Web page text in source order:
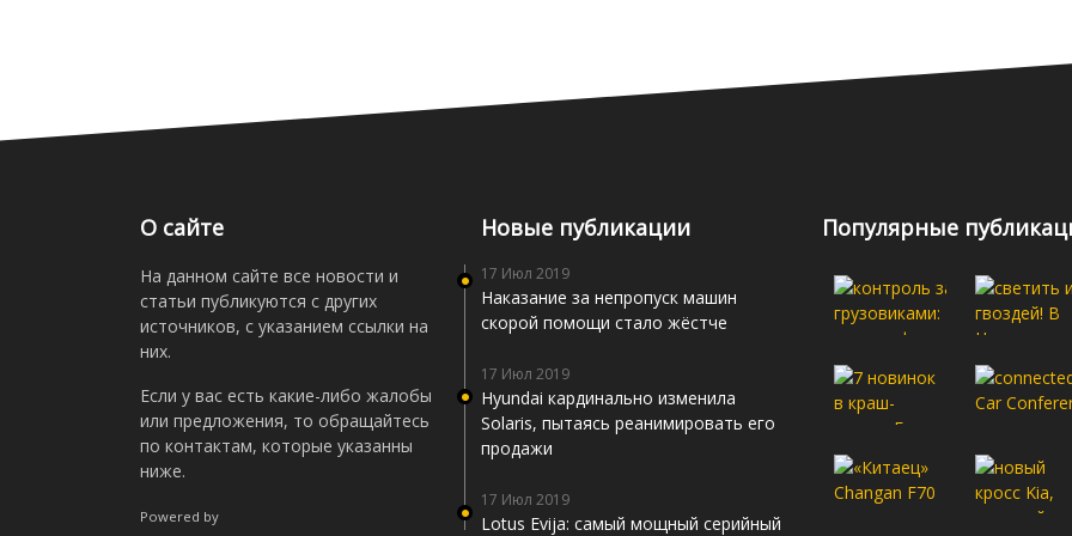
О сайте
На данном сайте все новости и
статьи публикуются с других
источников, с указанием ссылки на
них.
Если у вас есть какие-либо жалобы
или предложения, то обращайтесь
по контактам, которые указанны
ниже.
Powered by
Новые публикации
17 Июл 2019
Наказание за непропуск машин
скорой помощи стало жёстче
17 Июл 2019
Hyundai кардинально изменила
Solaris, пытаясь реанимировать его
продажи
17 Июл 2019
Lotus Evija: самый мощный серийный
Популярные